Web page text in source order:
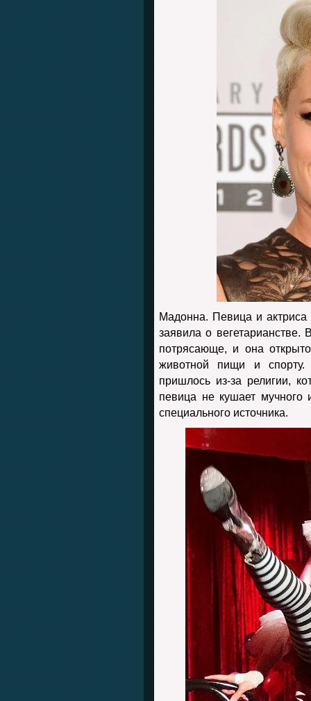
Мадонна. Певица и актриса
заявила о
потрясающе, и она открыто
животной пищи и спорту.
пришлось из-за религии,
певица не кушает мучного
специального источника.